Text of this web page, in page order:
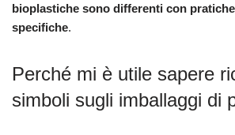
bioplastiche sono differenti con
specifiche.
Perché mi è utile sapere
simboli sugli imballaggi di